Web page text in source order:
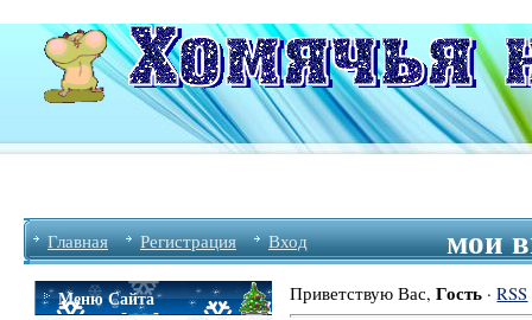
Главная Регистрация Вход мои
Меню Сайта
Приветствую Вас,Гость ·RSS